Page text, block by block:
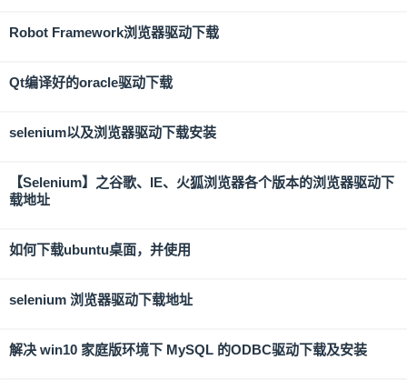
Robot Framework浏览器驱动下载
Qt编译好的oracle驱动下载
selenium以及浏览器驱动下载安装
【Selenium】之谷歌、IE、火狐浏览器各个版本的浏览器驱动下
载地址
如何下载ubuntu桌面，并使用
selenium 浏览器驱动下载地址
解决 win10 家庭版环境下 MySQL 的ODBC驱动下载及安装